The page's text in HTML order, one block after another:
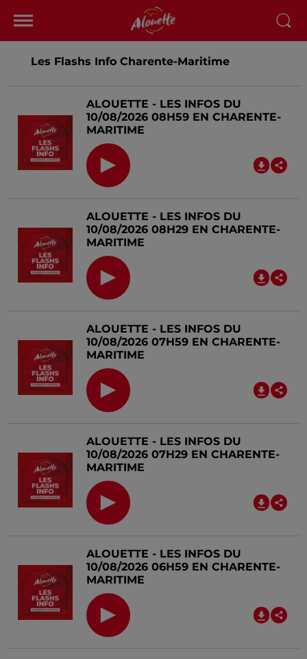
Les Flashs Info Charente-Maritime
ALOUETTE - LES INFOS DU
10/08/2026 08H59 EN CHARENTE-
MARITIME
ALOUETTE - LES INFOS DU
10/08/2026 08H29 EN CHARENTE-
MARITIME
ALOUETTE - LES INFOS DU
10/08/2026 07H59 EN CHARENTE-
MARITIME
ALOUETTE - LES INFOS DU
10/08/2026 07H29 EN CHARENTE-
MARITIME
ALOUETTE - LES INFOS DU
10/08/2026 06H59 EN CHARENTE-
MARITIME